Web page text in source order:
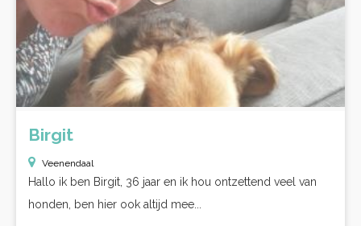
Birgit
Veenendaal
Hallo ik ben Birgit, 36 jaar en ik hou ontzettend veel van
honden, ben hier ook altijd mee...